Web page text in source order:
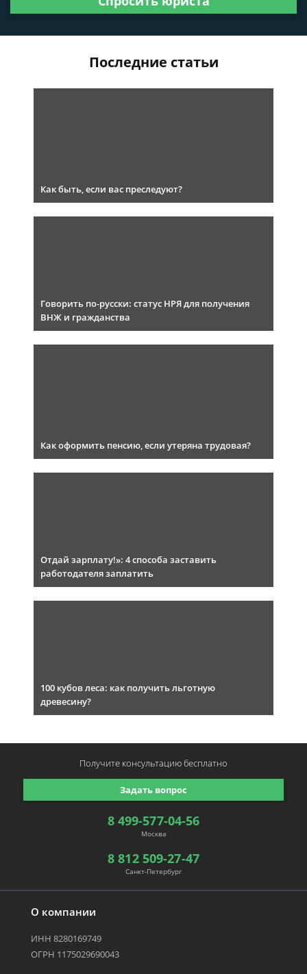
Последние статьи
Как быть, если вас преследуют?
Говорить по-русски: статус НРЯ для получения
ВНЖ и гражданства
Как оформить пенсию, если утеряна трудовая?
Отдай зарплату!»: 4 способа заставить
работодателя заплатить
100 кубов леса: как получить льготную
древесину?
О компании
ИНН 8280169749
ОГРН 1175029690043
8 499-577-04-56
Москва
8 812 509-27-47
Санкт-Петербург
Задать вопрос
Получите консультациюбесплатно